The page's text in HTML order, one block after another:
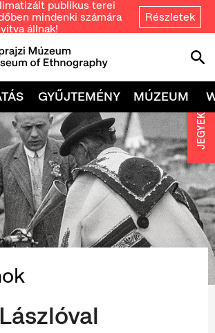
publikus terei
mindenki számára
állnak!
Részletek
GYŰJTEMÉNY MÚZEUM
JEGYEK